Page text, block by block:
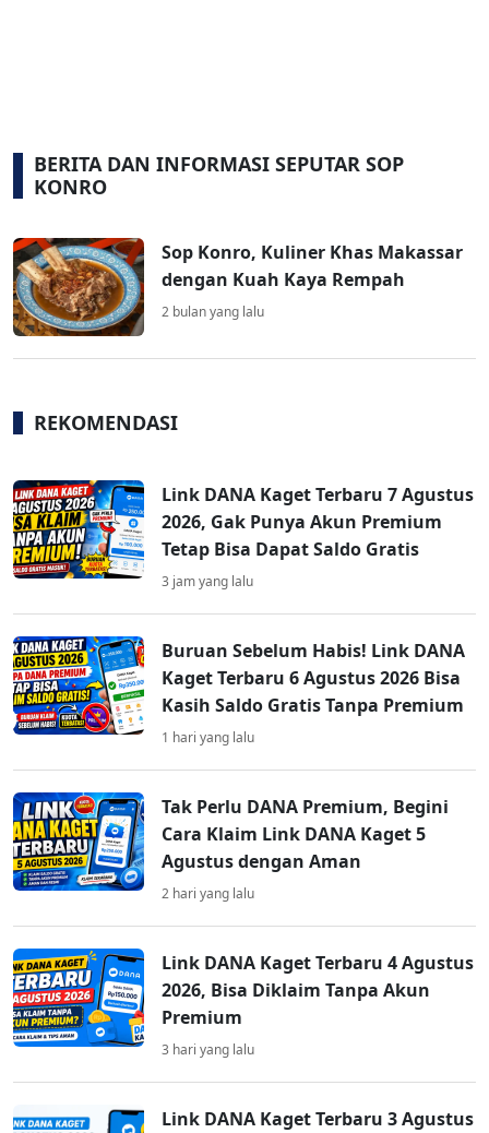
BERITA DAN INFORMASI SEPUTAR SOP
KONRO
Sop Konro, Kuliner Khas Makassar
dengan Kuah Kaya Rempah
2 bulan yang lalu
REKOMENDASI
Link DANA Kaget Terbaru 7 Agustus
2026, Gak Punya Akun Premium
Tetap Bisa Dapat Saldo Gratis
3 jam yang lalu
Buruan Sebelum Habis! Link DANA
Kaget Terbaru 6 Agustus 2026 Bisa
Kasih Saldo Gratis Tanpa Premium
1 hari yang lalu
Tak Perlu DANA Premium, Begini
Cara Klaim Link DANA Kaget 5
Agustus dengan Aman
2 hari yang lalu
Link DANA Kaget Terbaru 4 Agustus
2026, Bisa Diklaim Tanpa Akun
Premium
3 hari yang lalu
Link DANA Kaget Terbaru 3 Agustus